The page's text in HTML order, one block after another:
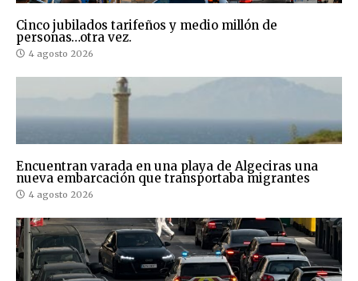
Cinco jubilados tarifeños y medio millón de
personas…otra vez.
4 agosto 2026
Encuentran varada en una playa de Algeciras una
nueva embarcación que transportaba migrantes
4 agosto 2026